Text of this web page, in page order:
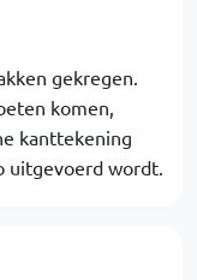
gekregen.
komen,
kanttekening
uitgevoerd wordt.